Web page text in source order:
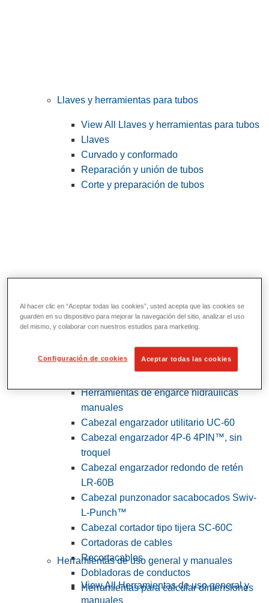
Llaves y herramientas para tubos
View All Llaves y herramientas para tubos
Llaves
Curvado y conformado
Reparación y unión de tubos
Corte y preparación de tubos
Herramientas de servicios públicos y de
View All Herramientas de servicios
Herramientas de engarce hidráulicas
manuales
Cabezal engarzador utilitario UC-60
Cabezal engarzador 4P-6 4PIN™, sin
troquel
Cabezal engarzador redondo de retén
LR-60B
Cabezal punzonador sacabocados Swiv-
L-Punch™
Cabezal cortador tipo tijera SC-60C
Cortadoras de cables
Recortacables
Dobladoras de conductos
Herramientas para calcular dimensiones
Herramientas de uso general y manuales
View All Herramientas de uso general y
manuales
Al hacer clic en “Aceptar todas las cookies”, usted acepta que las cookies se
guarden en su dispositivo para mejorar la navegación del sitio, analizar el uso
del mismo, y colaborar con nuestros estudios para marketing.
Configuración de cookies Aceptar todas las cookies